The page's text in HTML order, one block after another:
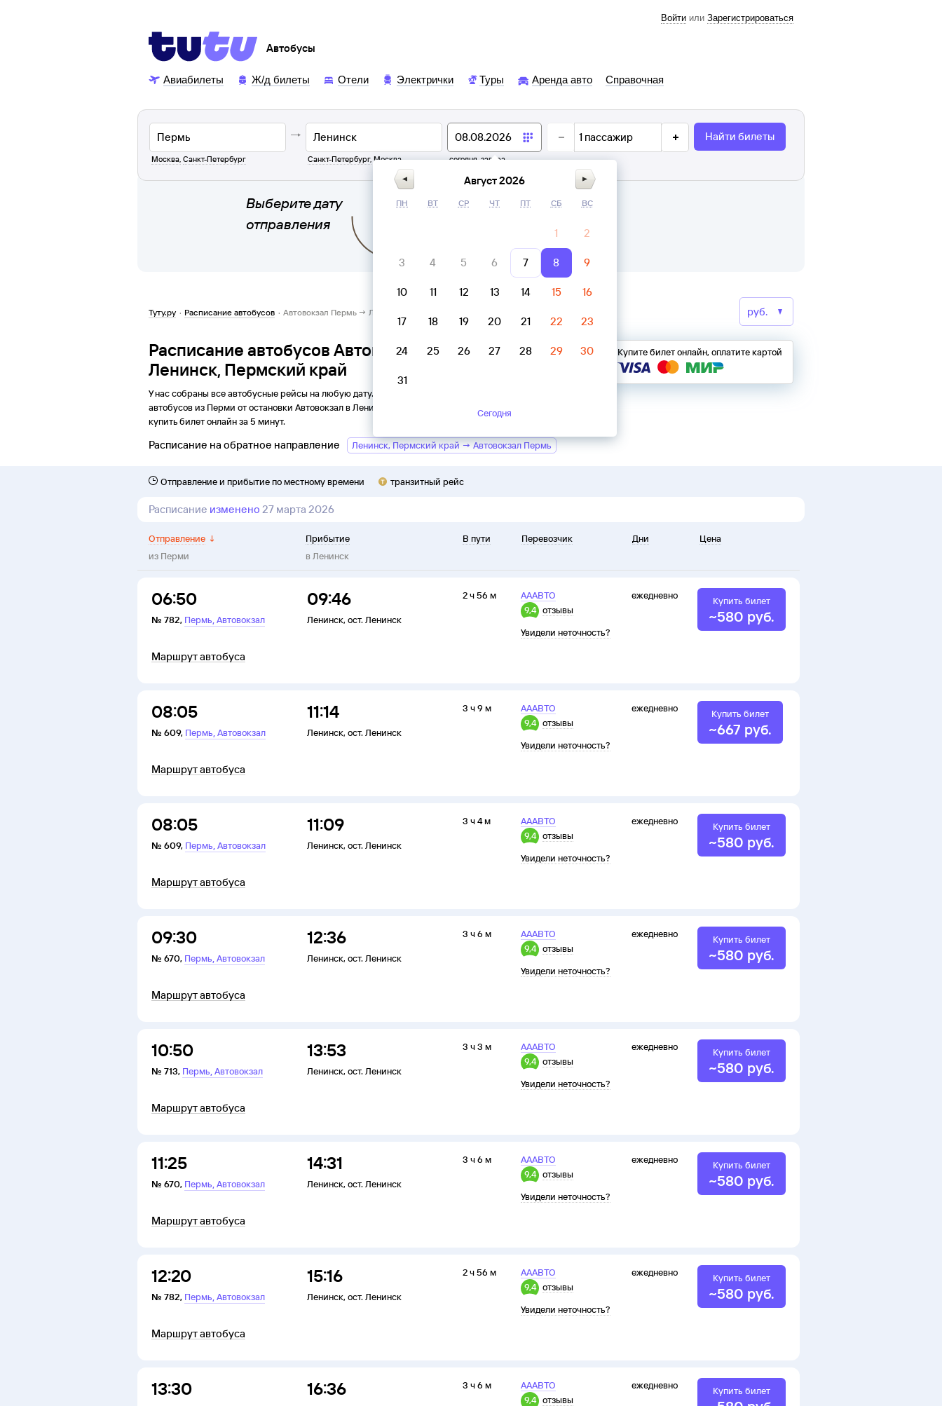
Войти или Зарегистрироваться
Автобусы
Авиабилеты Ж/д билеты Отели Электрички Туры Аренда авто Справочная
Москва, Санкт-Петербург Санкт-Петербург, Москва сегодня, завтра
1 пассажир Найти билеты
Выберите дату
отправления
Туту.ру · Расписание автобусов · Автовокзал Пермь → Ленинск, Пермский край
Расписание автобусов Автовокзал Пермь →
Ленинск, Пермский край
У нас собраны все автобусные рейсы на любую дату. Вы можете узнать точное расписание
автобусов из Перми отостановки Автовокзалв Ленинск
купить билет онлайн за 5 минут.
Купите билет онлайн, оплатите картой
Расписание на обратное направление Ленинск, Пермский край → Автовокзал Пермь
Отправление и прибытие по местному времени транзитный рейс
Расписание изменено 27 марта 2026
Отправление ↓
из Перми
Прибытие
в Ленинск
В пути Перевозчик Дни Цена
06:50
№ 782, Пермь,Автовокзал
09:46
Ленинск, ост. Ленинск
2 ч 56 м
АААВТО
9,4 отзывы
Увидели неточность?
ежедневно
Маршрут автобуса
Купить билет
~580 руб.
08:05
№ 609, Пермь,Автовокзал
11:14
Ленинск, ост. Ленинск
3 ч 9 м
АААВТО
9,4 отзывы
Увидели неточность?
ежедневно
Маршрут автобуса
Купить билет
~667 руб.
08:05
№ 609, Пермь,Автовокзал
11:09
Ленинск, ост. Ленинск
3 ч 4 м
АААВТО
9,4 отзывы
Увидели неточность?
ежедневно
Маршрут автобуса
Купить билет
~580 руб.
09:30
№ 670, Пермь,Автовокзал
12:36
Ленинск, ост. Ленинск
3 ч 6 м
АААВТО
9,4 отзывы
Увидели неточность?
ежедневно
Маршрут автобуса
Купить билет
~580 руб.
10:50
№ 713, Пермь,Автовокзал
13:53
Ленинск, ост. Ленинск
3 ч 3 м
АААВТО
9,4 отзывы
Увидели неточность?
ежедневно
Маршрут автобуса
Купить билет
~580 руб.
11:25
№ 670, Пермь,Автовокзал
14:31
Ленинск, ост. Ленинск
3 ч 6 м
АААВТО
9,4 отзывы
Увидели неточность?
ежедневно
Маршрут автобуса
Купить билет
~580 руб.
12:20
№ 782, Пермь,Автовокзал
15:16
Ленинск, ост. Ленинск
2 ч 56 м
АААВТО
9,4 отзывы
Увидели неточность?
ежедневно
Маршрут автобуса
Купить билет
~580 руб.
13:30 16:36 3 ч 6 м
АААВТО
9,4 отзывы
ежедневно Купить билет
Август 2026
ПН ВТ СР ЧТ ПТ СБ ВС
1 2
3 4 5 6 7 8 9
10 11 12 13 14 15 16
17 18 19 20 21 22 23
24 25 26 27 28 29 30
31
Сегодня